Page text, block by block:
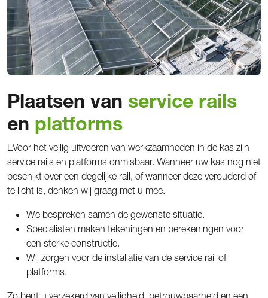
Plaatsen van service rails
en platforms
EVoor het veilig uitvoeren van werkzaamheden in de kas zijn
service rails en platforms onmisbaar. Wanneer uw kas nog niet
beschikt over een degelijke rail, of wanneer deze verouderd of
te licht is, denken wij graag met u mee.
We bespreken samen de gewenste situatie.
Specialisten maken tekeningen en berekeningen voor
een sterke constructie.
Wij zorgen voor de installatie van de service rail of
platforms.